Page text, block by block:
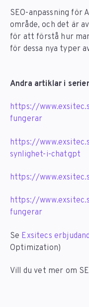
SEO-anpassning
område, och det är
för att förstå hur
för dessa nya typer
Andra artiklar i
https://
fungerar
https://
synlighet-i-chatgpt
https://
https://
fungerar
Se Exsitecs
Optimization)
Vill du vet mer om